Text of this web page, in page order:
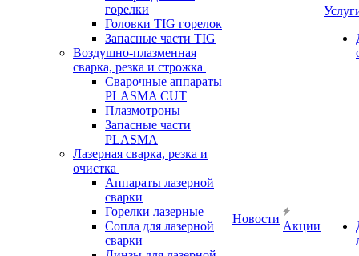
горелки
Головки TIG горелок
Запасные части TIG
Воздушно-плазменная
сварка, резка и строжка
Сварочные аппараты
PLASMA CUT
Плазмотроны
Запасные части
PLASMA
Лазерная сварка, резка и
очистка
Аппараты лазерной
сварки
Горелки лазерные
Сопла для лазерной
сварки
Новости
Акции